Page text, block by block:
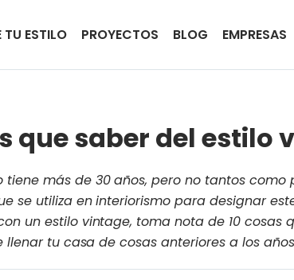
TU ESTILO PROYECTOS BLOG EMPRESAS
que saber del estilo
más de 30 años, pero no tantos como
se utiliza en interiorismo para designar
un estilo vintage, toma nota de 10 cosas
tu casa de cosas anteriores a los